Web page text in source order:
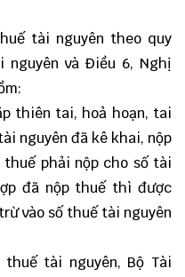
tài nguyên theo quy
và Điều 6, Nghị
thiên tai, hoả hoạn, tai
nguyên đã kê khai, nộp
phải nộp cho số tài
đã nộp thuế thì được
vào số thuế tài nguyên
tài nguyên, Bộ Tài